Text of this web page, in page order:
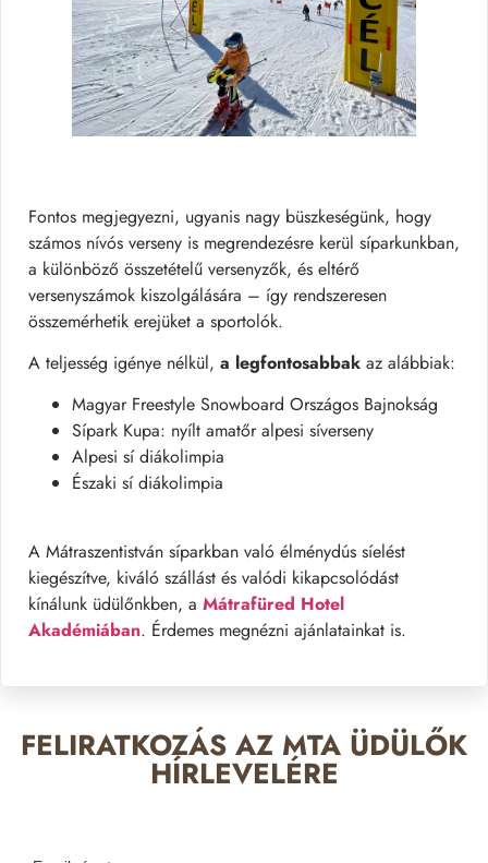
Fontos megjegyezni, ugyanis nagy büszkeségünk, hogy
számos nívós verseny is megrendezésre kerül síparkunkban,
a különböző összetételű versenyzők, és eltérő
versenyszámok kiszolgálására – így rendszeresen
összemérhetik erejüket a sportolók.
A teljesség igénye nélkül, a legfontosabbak az alábbiak:
Magyar Freestyle Snowboard Országos Bajnokság
Sípark Kupa: nyílt amatőr alpesi síverseny
Alpesi sí diákolimpia
Északi sí diákolimpia
A Mátraszentistván síparkban való élménydús síelést
kiegészítve, kiváló szállást és valódi kikapcsolódást
kínálunk üdülőnkben, a Mátrafüred Hotel
Akadémiában. Érdemes megnézni ajánlatainkat is.
FELIRATKOZÁS AZ MTA ÜDÜLŐK
HÍRLEVELÉRE